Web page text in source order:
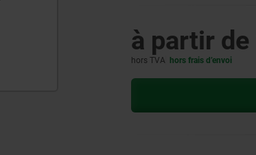
à partir de
hors TVA hors frais d’envoi